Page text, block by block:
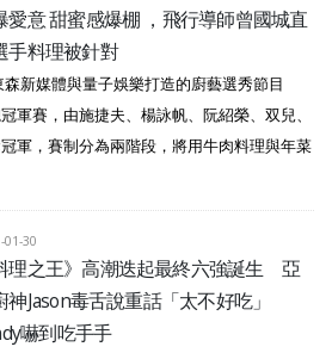
愛意 甜蜜感爆棚 ，飛行導師曾國城直
手料理被針對
新媒體與量子娛樂打造的廚藝選秀節目
軍賽，由施捷夫、楊詠帆、阮紹榮、双兒、
軍，賽制分為兩階段，將用牛肉料理與年菜
01-30
理之王》高潮迭起最終六強誕生 亞
神Jason毒舌說重話「太不好吃」
嚇到吃手手